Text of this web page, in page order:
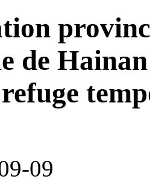
de
09